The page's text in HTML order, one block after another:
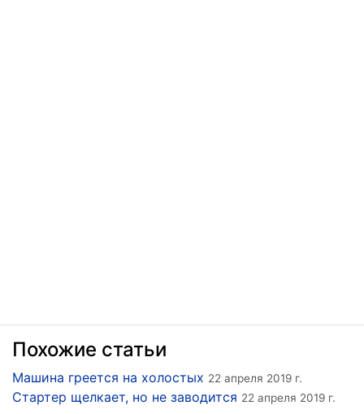
Похожие статьи
Машина греется на холостых 22 апреля 2019 г.
Стартер щелкает, но не заводится 22 апреля 2019 г.